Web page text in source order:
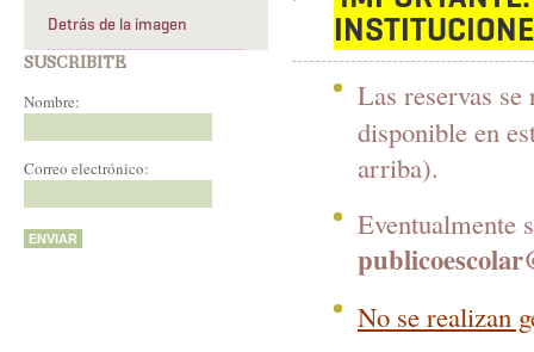
Detrás de la imagen
SUSCRIBITE
Nombre:
Correo electrónico:
Las reservas
disponible en
arriba).
Eventualmente
No se realizan